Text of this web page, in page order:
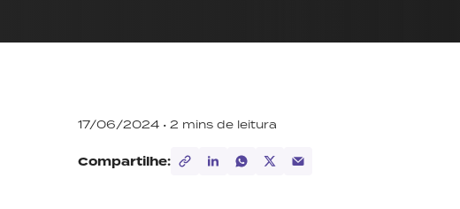
17/06/2024 • 2 mins de leitura
Compartilhe: